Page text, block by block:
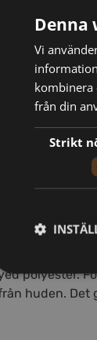
polyester.
huden. Det
Denna
Vi
kombinera
från din
Strikt